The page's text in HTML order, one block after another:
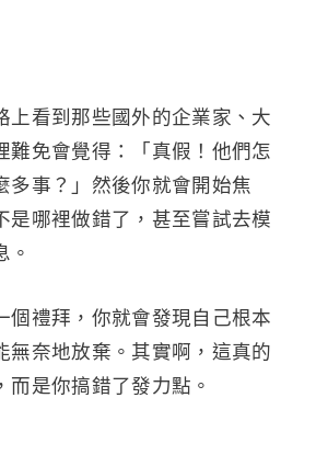
上看到那些國外的企業家、大
難免會覺得：「真假！他們怎
多事？」然後你就會開始焦
是哪裡做錯了，甚至嘗試去模
。
個禮拜，你就會發現自己根本
無奈地放棄。其實啊，這真的
而是你搞錯了發力點。